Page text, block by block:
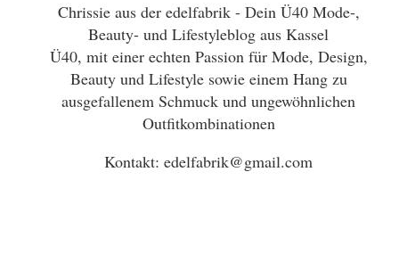
Chrissie aus der edelfabrik - Dein Ü40 Mode-,
Beauty- und Lifestyleblog aus Kassel
Ü40, mit einer echten Passion für Mode, Design,
Beauty und Lifestyle sowie einem Hang zu
ausgefallenem Schmuck und ungewöhnlichen
Outfitkombinationen
Kontakt: edelfabrik@gmail.com